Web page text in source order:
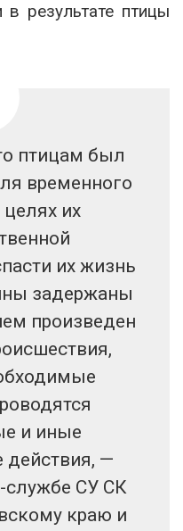
в результате птицы
птицам был
временного
их
их жизнь
задержаны
произведен
и иные
действия, —‬
службе СУ СК
краю и